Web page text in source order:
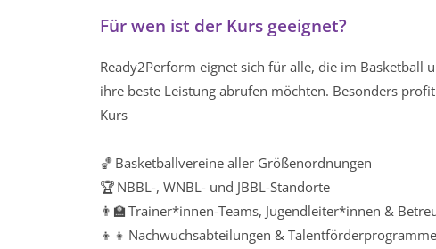
Für wen ist der Kurs geeignet?
Ready2Perform eignet sich für alle, die im Basketball
ihre beste Leistung abrufen möchten. Besonders
Kurs
🏀 Basketballvereine aller Größenordnungen
🏆 NBBL-, WNBL- und JBBL-Standorte
👨‍🏫 Trainer*innen-Teams, Jugendleiter*innen &
👦👧 Nachwuchsabteilungen & Talentförderprogramme